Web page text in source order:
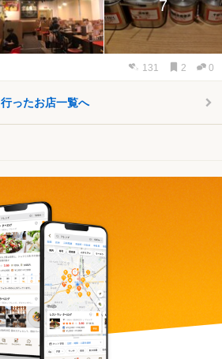
7
131 2 0
行ったお店一覧へ